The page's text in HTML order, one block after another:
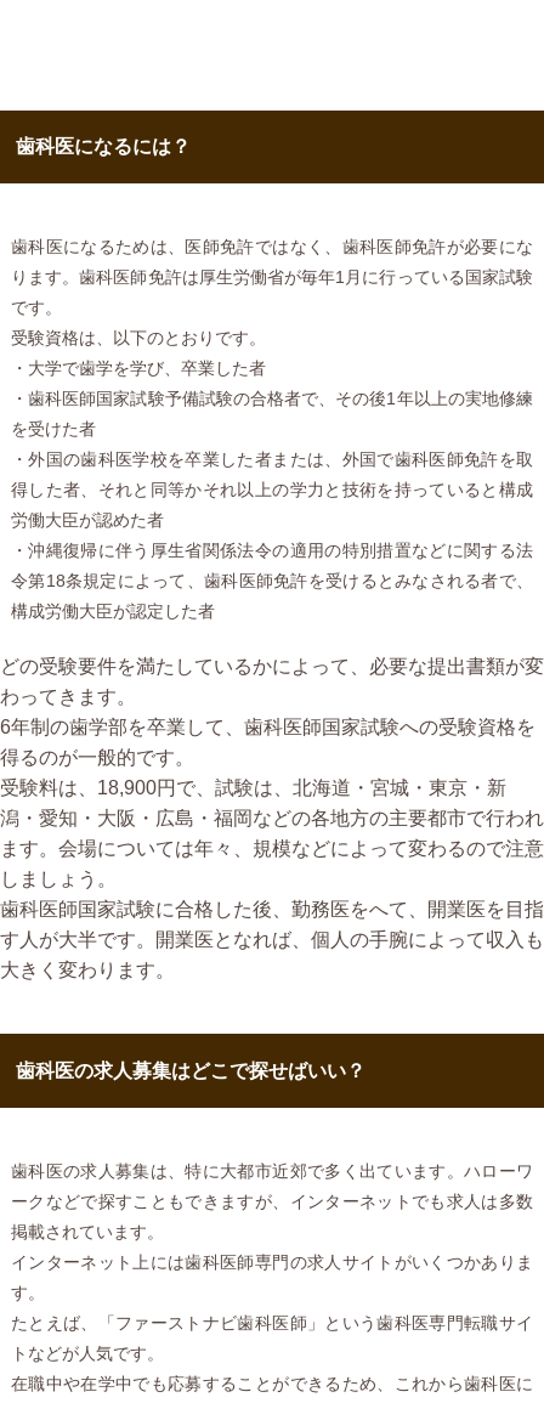
歯科医になるには？
歯科医になるためは、医師免許ではなく、歯科医師免許が必要にな
ります。歯科医師免許は厚生労働省が毎年1月に行っている国家試験
です。
受験資格は、以下のとおりです。
・大学で歯学を学び、卒業した者
・歯科医師国家試験予備試験の合格者で、その後1年以上の実地修練
を受けた者
・外国の歯科医学校を卒業した者または、外国で歯科医師免許を取
得した者、それと同等かそれ以上の学力と技術を持っていると構成
労働大臣が認めた者
・沖縄復帰に伴う厚生省関係法令の適用の特別措置などに関する法
令第18条規定によって、歯科医師免許を受けるとみなされる者で、
構成労働大臣が認定した者
どの受験要件を満たしているかによって、必要な提出書類が変
わってきます。
6年制の歯学部を卒業して、歯科医師国家試験への受験資格を
得るのが一般的です。
受験料は、18,900円で、試験は、北海道・宮城・東京・新
潟・愛知・大阪・広島・福岡などの各地方の主要都市で行われ
ます。会場については年々、規模などによって変わるので注意
しましょう。
歯科医師国家試験に合格した後、勤務医をへて、開業医を目指
す人が大半です。開業医となれば、個人の手腕によって収入も
大きく変わります。
歯科医の求人募集はどこで探せばいい？
歯科医の求人募集は、特に大都市近郊で多く出ています。ハローワ
ークなどで探すこともできますが、インターネットでも求人は多数
掲載されています。
インターネット上には歯科医師専門の求人サイトがいくつかありま
す。
たとえば、「ファーストナビ歯科医師」という歯科医専門転職サイ
トなどが人気です。
在職中や在学中でも応募することができるため、これから歯科医に